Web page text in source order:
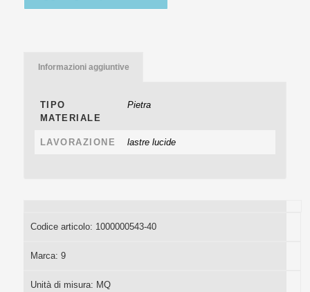
Informazioni aggiuntive
TIPO
MATERIALE
Pietra
LAVORAZIONE lastre lucide
Codice articolo: 1000000543-40
Marca: 9
Unità di misura: MQ